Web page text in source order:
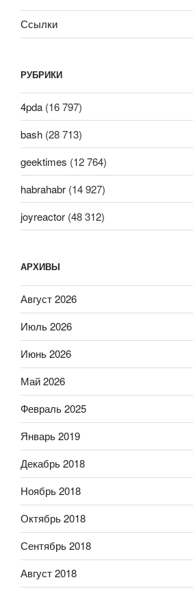
Ссылки
РУБРИКИ
4pda (16 797)
bash (28 713)
geektimes (12 764)
habrahabr (14 927)
joyreactor (48 312)
АРХИВЫ
Август 2026
Июль 2026
Июнь 2026
Май 2026
Февраль 2025
Январь 2019
Декабрь 2018
Ноябрь 2018
Октябрь 2018
Сентябрь 2018
Август 2018